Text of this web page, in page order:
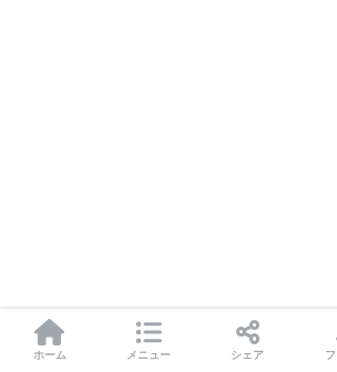
ホーム メニュー シェア